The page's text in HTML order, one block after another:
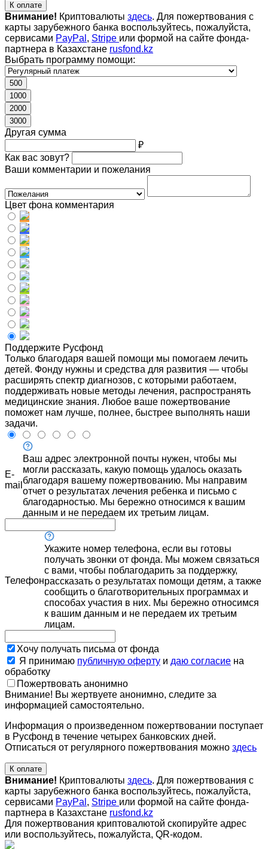
К оплате
Внимание! Криптовалюты здесь. Для пожертвования с
карты зарубежного банка воспользуйтесь, пожалуйста,
сервисами PayPal , Stripe или формой на сайте фонда-
партнера в Казахстане rusfond.kz
Выбрать программу помощи:
500
1000
2000
3000
Другая сумма
₽
Как вас зовут?
Ваши комментарии и пожелания
Цвет фона комментария
Поддержите Русфонд
Только благодаря вашей помощи мы помогаем лечить
детей. Фонду нужны и средства для развития — чтобы
расширять спектр диагнозов, с которыми работаем,
поддерживать новые методы лечения, распространять
медицинские знания. Любое ваше пожертвование
поможет нам лучше, полнее, быстрее выполнять наши
задачи.
E-
mail
Ваш адрес электронной почты нужен, чтобы мы
могли рассказать, какую помощь удалось оказать
благодаря вашему пожертвованию. Мы направим
отчет о результатах лечения ребенка и письмо с
благодарностью. Мы бережно относимся к вашим
данным и не передаем их третьим лицам.
Телефон
Укажите номер телефона, если вы готовы
получать звонки от фонда. Мы можем связаться
с вами, чтобы поблагодарить за поддержку,
рассказать о результатах помощи детям, а также
сообщить о благотворительных программах и
способах участия в них. Мы бережно относимся
к вашим данным и не передаем их третьим
лицам.
Хочу получать письма от фонда
Я принимаю публичную оферту и даю согласие на
обработку
Пожертвовать анонимно
Внимание! Вы жертвуете анонимно, следите за
информацией самостоятельно.
Информация о произведенном пожертвовании поступает
в Русфонд в течение четырех банковских дней.
Отписаться от регулярного пожертвования можно здесь
К оплате
Внимание! Криптовалюты здесь. Для пожертвования с
карты зарубежного банка воспользуйтесь, пожалуйста,
сервисами PayPal , Stripe или формой на сайте фонда-
партнера в Казахстане rusfond.kz
Для пожертвования криптовалютой скопируйте адрес
или воспользуйтесь, пожалуйста, QR-кодом.